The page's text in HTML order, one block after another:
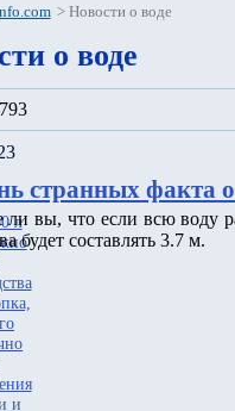
> Новости о воде
о воде
странных факта
ли вы, что если всю воду
будет составлять 3.7 м.